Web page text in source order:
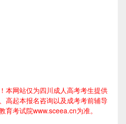
本网站仅为四川成人高考考生提供
高起本报名咨询以及成考考前辅导
育考试院www.sceea.cn为准。